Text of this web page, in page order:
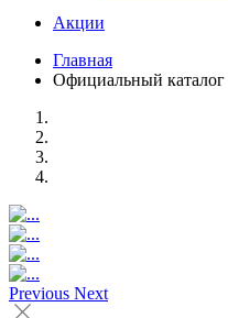
Акции
Главная
Официальный каталог
Previous Next